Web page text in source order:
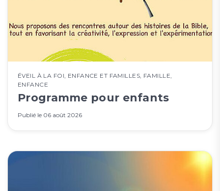
ÉVEIL À LA FOI ENFANCE ET FAMILLES FAMILLE
ENFANCE
Programme pour enfants
Publié le 06 août 2026